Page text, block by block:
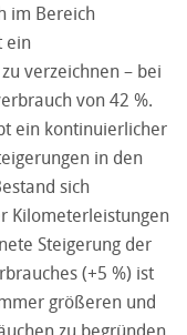
im Bereich
ein
verzeichnen – bei
von 42 %.
ein kontinuierlicher
in den
sich
Kilometerleistungen
Steigerung der
(+5 %) ist
größeren und